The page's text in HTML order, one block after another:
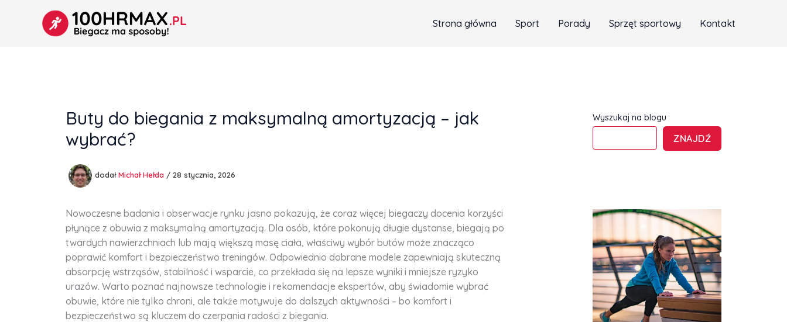
Strona główna Sport Porady Sprzęt sportowy Kontakt
Buty do biegania z maksymalną amortyzacją – jak
wybrać?
dodał Michał Hełda / 28 stycznia, 2026
Nowoczesne badania i obserwacje rynku jasno pokazują, że coraz więcej biegaczy docenia korzyści
płynące z obuwia z maksymalną amortyzacją. Dla osób, które pokonują długie dystanse, biegają po
twardych nawierzchniach lub mają większą masę ciała, właściwy wybór butów może znacząco
poprawić komfort i bezpieczeństwo treningów. Odpowiednio dobrane modele zapewniają skuteczną
absorpcję wstrząsów, stabilność i wsparcie, co przekłada się na lepsze wyniki i mniejsze ryzyko
urazów. Warto poznać najnowsze technologie i rekomendacje ekspertów, aby świadomie wybrać
obuwie, które nie tylko chroni, ale także motywuje do dalszych aktywności – bo komfort i
bezpieczeństwo są kluczem do czerpania radości z biegania.
Wyszukaj na blogu
ZNAJDŹ